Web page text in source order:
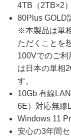
4TB（2TB×2
80Plus GOLD
※本製品は単
ただくことを
100Vでのご
は日本の単相
す。
10Gb 有線
6E）対応無線
Windows 11
安心の3年間